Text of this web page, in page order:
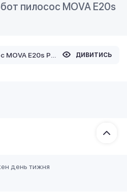
пилосос MOVA E20s
Інструкція Робот пилосос MOVA E20s Pro-EUA ДИВИТИСЬ
день тижня